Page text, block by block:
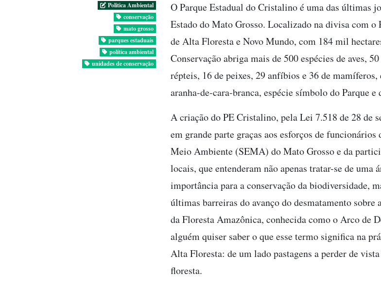
Politica Ambiental
conservação
mato grosso
parques estaduais
política ambiental
unidades de conservação
O Parque Estadual do Cristalino é uma das últimas
Estado do Mato Grosso. Localizado na divisa com o
de Alta Floresta e Novo Mundo, com 184 mil
Conservação abriga mais de 500 espécies de aves,
répteis, 16 de peixes, 29 anfíbios e 36 de
aranha-de-cara-branca, espécie símbolo do Parque e
A criação do PE Cristalino, pela Lei 7.518 de 28 de
em grande parte graças aos esforços de funcionários
Meio Ambiente (SEMA) do Mato Grosso e da
locais, que entenderam não apenas tratar-se de uma
importância para a conservação da biodiversidade,
últimas barreiras do avanço do desmatamento
da Floresta Amazônica, conhecida como o Arco de
alguém quiser saber o que esse termo significa na
Alta Floresta: de um lado pastagens a perder de
floresta.